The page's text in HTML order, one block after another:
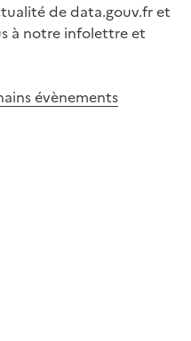
de data.gouv.fr et
à notre infolettre et
évènements